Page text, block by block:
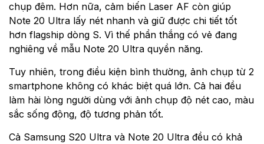
chụp đêm. Hơn nữa, cảm biến Laser AF còn giúp
Note 20 Ultra lấy nét nhanh và giữ được chi tiết tốt
hơn flagship dòng S. Vì thế phần thắng có vẻ đang
nghiêng về mẫu Note 20 Ultra quyền năng.
Tuy nhiên, trong điều kiện bình thường, ảnh chụp từ 2
smartphone không có khác biệt quá lớn. Cả hai đều
làm hài lòng người dùng với ảnh chụp độ nét cao, màu
sắc sống động, độ tương phản tốt.
Cả Samsung S20 Ultra và Note 20 Ultra đều có khả